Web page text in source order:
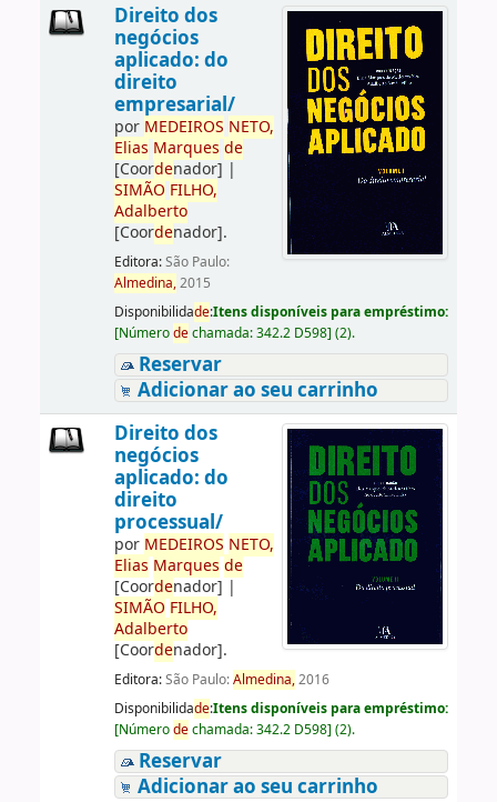
Direito dos
negócios
aplicado: do
direito
empresarial/
por MEDEIROS NETO,
Elias Marques de
[Coordenador] |
SIMÃO FILHO,
Adalberto
[Coordenador].
Editora:São Paulo:
Almedina,2015
Disponibilidade:Itens disponíveis para empréstimo:
[Númerodechamada:342.2 D598] (2).
Reservar
Adicionar ao seu carrinho
Direito dos
negócios
aplicado: do
direito
processual/
por MEDEIROS NETO,
Elias Marques de
[Coordenador] |
SIMÃO FILHO,
Adalberto
[Coordenador].
Editora:São Paulo:Almedina,2016
Disponibilidade:Itens disponíveis para empréstimo:
[Númerodechamada:342.2 D598] (2).
Reservar
Adicionar ao seu carrinho